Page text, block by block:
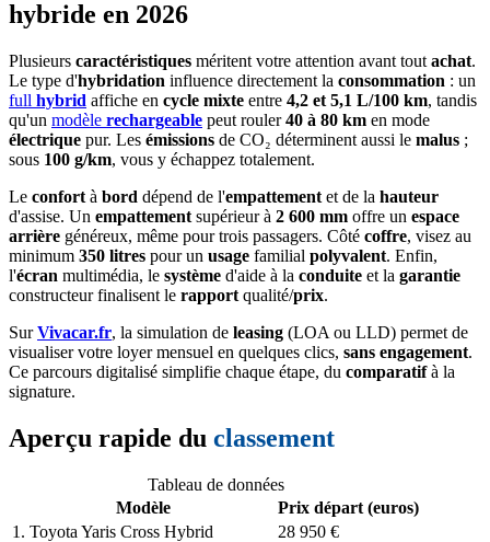
hybride en 2026
Plusieurs caractéristiques méritent votre attention avant tout achat.
Le type d'hybridation influence directement la consommation : un
full hybrid affiche en cycle mixte entre 4,2 et 5,1 L/100 km, tandis
qu'un modèle rechargeable peut rouler40 à 80 km en mode
électrique pur. Les émissions de CO₂ déterminent aussi le malus ;
sous 100 g/km, vous y échappez totalement.
Le confort à bord dépend de l'empattement et de la hauteur
d'assise. Un empattement supérieur à 2 600 mm offre un espace
arrière généreux, même pour trois passagers. Côté coffre, visez au
minimum 350 litres pour un usage familial polyvalent. Enfin,
l'écran multimédia, le système d'aide à la conduite et la garantie
constructeur finalisent le rapport qualité/prix.
SurVivacar.fr, la simulation de leasing (LOA ou LLD) permet de
visualiser votre loyer mensuel en quelques clics, sans engagement.
Ce parcours digitalisé simplifie chaque étape, du comparatifà la
signature.
Aperçu rapide du classement
Tableau de données
Modèle
Prix départ (euros)
1. Toyota Yaris Cross Hybrid
28 950 €